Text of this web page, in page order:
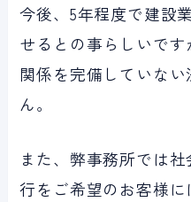
今後、5年程度で建設
せるとの事らしいで
関係を完備していな
ん。
また、弊事務所では
行をご希望のお客様